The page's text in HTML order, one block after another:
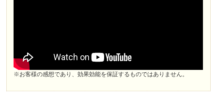
※お客様の感想であり、効果効能を保証するものではありません。